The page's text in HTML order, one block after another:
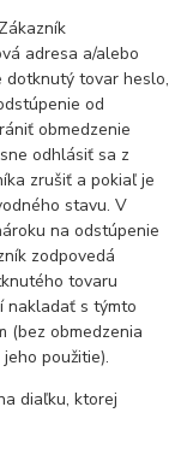
adresa a/alebo
dotknutý tovar heslo,
od
obmedzenie
odhlásiť sa z
zrušiť a pokiaľ je
stavu. V
na odstúpenie
zodpovedá
tovaru
nakladať s týmto
(bez obmedzenia
použitie).
diaľku, ktorej